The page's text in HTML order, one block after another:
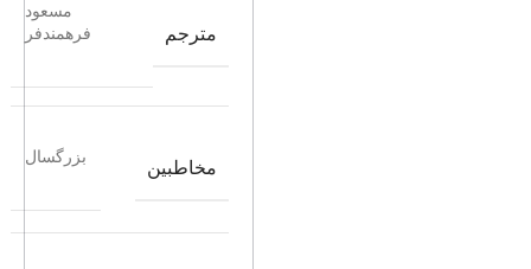
مترجم
مسعود
فرهمندفر
مخاطبین
بزرگسال